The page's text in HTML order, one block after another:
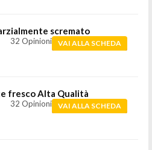
scremato
32 Opinioni VAI ALLA SCHEDA
fresco Alta Qualità
32 Opinioni VAI ALLA SCHEDA